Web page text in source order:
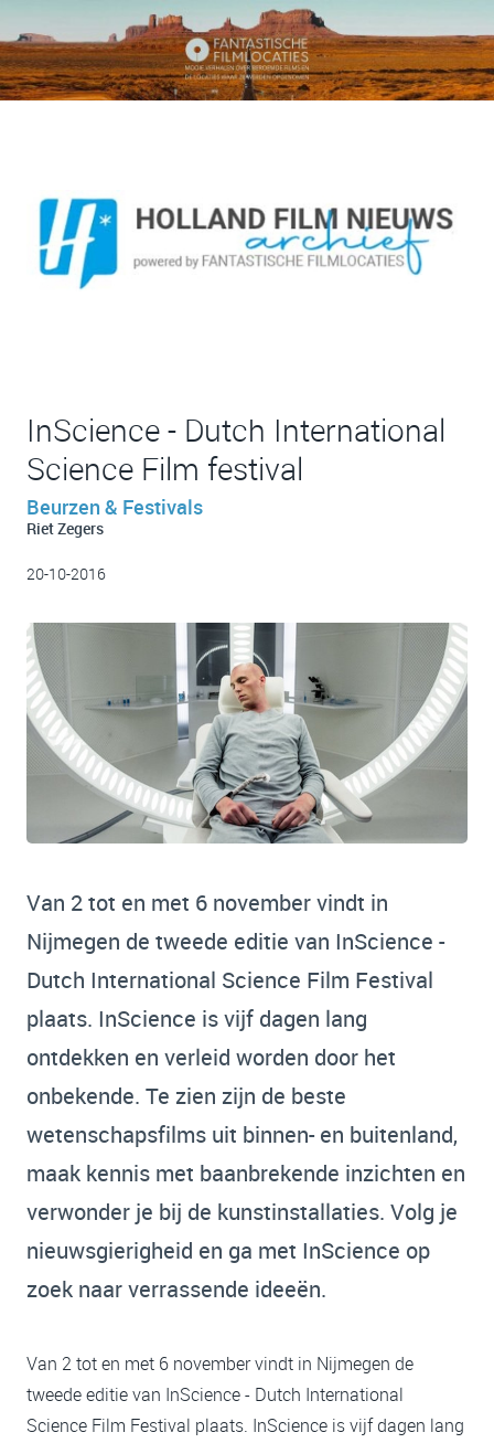
InScience - Dutch International
Science Film festival
Beurzen & Festivals
Riet Zegers
20-10-2016
Van 2 tot en met 6 november vindt in
Nijmegen de tweede editie van InScience -
Dutch International Science Film Festival
plaats. InScience is vijf dagen lang
ontdekken en verleid worden door het
onbekende. Te zien zijn de beste
wetenschapsfilms uit binnen- en buitenland,
maak kennis met baanbrekende inzichten en
verwonder je bij de kunstinstallaties. Volg je
nieuwsgierigheid en ga met InScience op
zoek naar verrassende ideeën.
Van 2 tot en met 6 november vindt in Nijmegen de
tweede editie van InScience - Dutch International
Science Film Festival plaats. InScience is vijf dagen lang